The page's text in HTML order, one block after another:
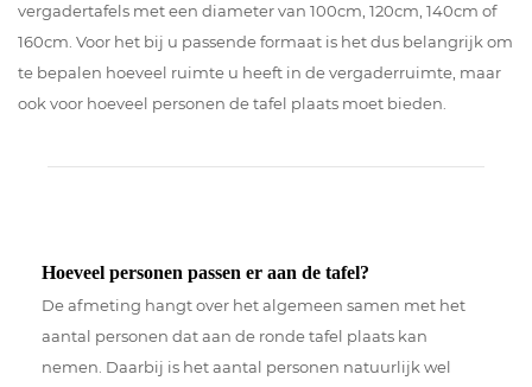
vergadertafels met een diameter van 100cm, 120cm, 140cm of
160cm. Voor het bij u passende formaat is het dus belangrijk om
te bepalen hoeveel ruimte u heeft in de vergaderruimte, maar
ook voor hoeveel personen de tafel plaats moet bieden.
Hoeveel personen passen er aan de tafel?
De afmeting hangt over het algemeen samen met het
aantal personen dat aan de ronde tafel plaats kan
nemen. Daarbij is het aantal personen natuurlijk wel